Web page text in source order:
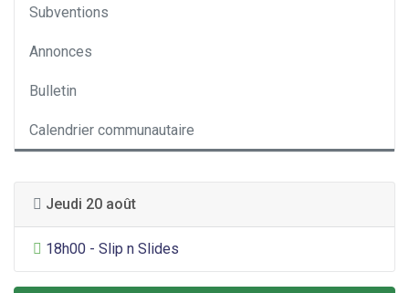
Subventions
Annonces
Bulletin
Calendrier communautaire
Jeudi 20 août
Divertissement général
18h00 - Slip n Slides